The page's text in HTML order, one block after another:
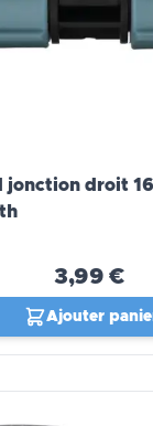
jonction droit
3,99 €
Ajouter